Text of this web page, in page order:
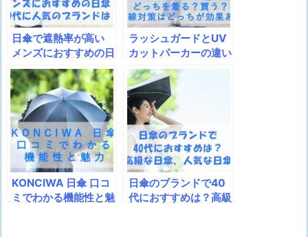
日傘で遮熱率が高い
メンズにおすすめの日
傘！20代に人気のブ
ランドは？
ラッシュガードとUV
カットパーカーの違い
とは？どっちを着る？
買う？紫外線対策はど
っちが効果ある？
KONCIWA 日傘 口コ
ミでわかる機能性と魅
日傘のブランドで40
代におすすめは？高級